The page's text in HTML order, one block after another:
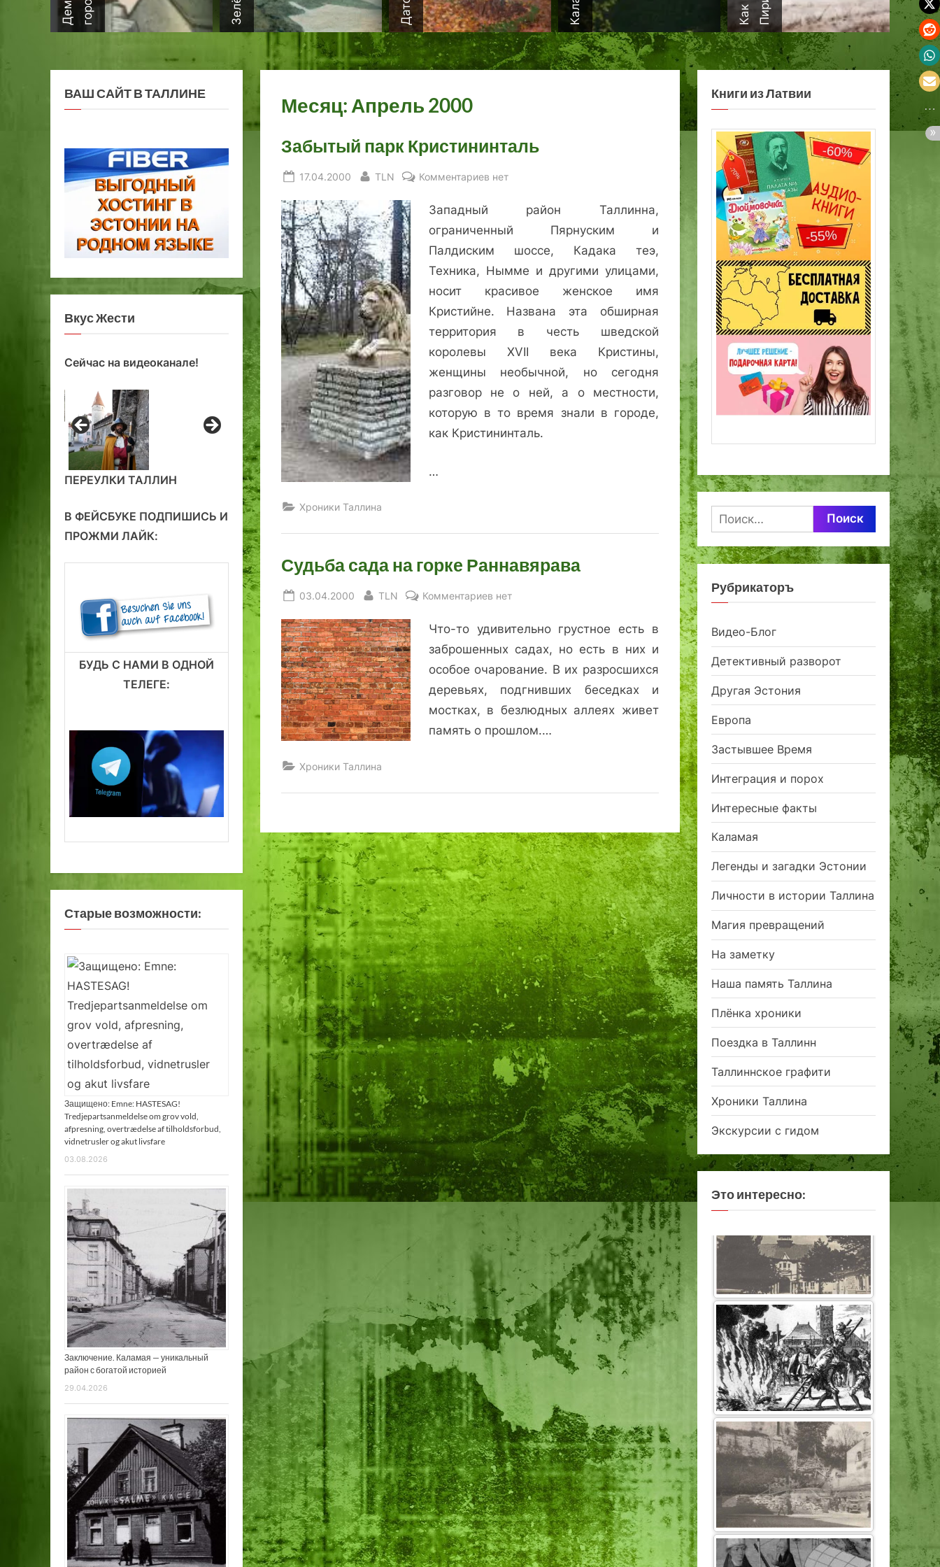
Месяц: Апрель 2000
Забытый парк Кристининталь
Posted
17.04.2000 By
TLN Комментариев к
Забытый
парк
Кристининталь
нет
Западный район Таллинна,
ограниченный Пярнуским и
Палдиским шоссе, Кадака теэ,
Техника, Нымме и другими улицами,
носит красивое женское имя
Кристийне. Названа эта обширная
территория в честь шведской
королевы XVII века Кристины,
женщины необычной, но сегодня
разговор не о ней, а о местности,
которую в то время знали в городе,
как Кристининталь.
…
Хроники Таллина
Судьба сада на горке Раннавярава
Posted
03.04.2000 By
TLN Комментариев к
Судьба
сада
на
Раннавярава
нет
Что-то удивительно грустное есть в
заброшенных садах, но есть в них и
особое очарование. В их разросшихся
деревьях, подгнивших беседках и
мостках, в безлюдных аллеях живет
память о прошлом.…
Хроники Таллина
ВАШ САЙТ В ТАЛЛИНЕ
Вкус Жести
Сейчас на видеоканале!
ПЕРЕУЛКИ ТАЛЛИН
В ФЕЙСБУКЕ ПОДПИШИСЬ И
ПРОЖМИ ЛАЙК:
БУДЬ С НАМИ В ОДНОЙ
ТЕЛЕГЕ:
Старые возможности:
Защищено: Emne: HASTESAG!
Tredjepartsanmeldelse om grov vold,
afpresning, overtrædelse af tilholdsforbud,
vidnetrusler og akut livsfare
03.08.2026
Заключение. Каламая — уникальный
район с богатой историей
29.04.2026
Книги из Латвии
Найти:
Рубрикаторъ
Видео-Блог
Детективный разворот
Другая Эстония
Европа
Застывшее Время
Интеграция и порох
Интересные факты
Каламая
Легенды и загадки Эстонии
Личности в истории Таллина
Магия превращений
На заметку
Наша память Таллина
Плёнка хроники
Поездка в Таллинн
Таллиннское графити
Хроники Таллина
Экскурсии с гидом
Это интересно: